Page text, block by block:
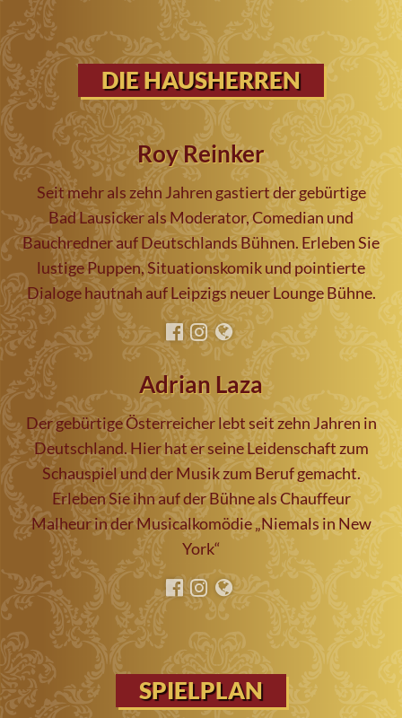
DIE HAUSHERREN
Roy Reinker
Seit mehr als zehn Jahren gastiert der gebürtige
Bad Lausicker als Moderator, Comedian und
Bauchredner auf Deutschlands Bühnen. Erleben Sie
lustige Puppen, Situationskomik und pointierte
Dialoge hautnah auf Leipzigs neuer Lounge Bühne.
Adrian Laza
Der gebürtige Österreicher lebt seit zehn Jahren in
Deutschland. Hier hat er seine Leidenschaft zum
Schauspiel und der Musik zum Beruf gemacht.
Erleben Sie ihn auf der Bühne als Chauffeur
Malheur in der Musicalkomödie „Niemals in New
York“
SPIELPLAN